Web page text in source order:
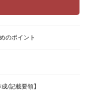
のポイント
/記載要領】